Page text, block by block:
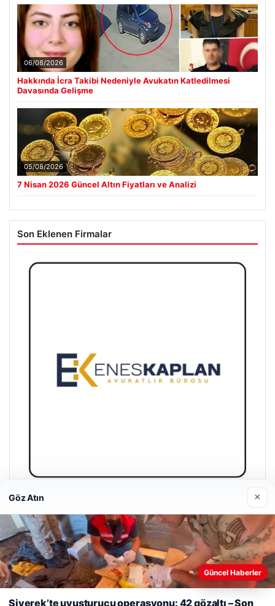
06/08/2026
Hakkında İcra Takibi Nedeniyle Avukatın Katledilmesi
Davasında Gelişme
05/08/2026
7 Nisan 2026 Güncel Altın Fiyatları ve Analizi
Son Eklenen Firmalar
Enes Kaplan Avukatlık Bürosu
28/04/2026
Web sitemizi nasıl kullandığınızı daha iyi anlayabilmek,
Göz Atın ×
Güncel Haberler
Siverek’te uyuşturucu operasyonu: 42 gözaltı – Son